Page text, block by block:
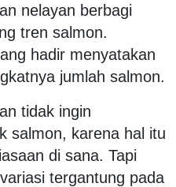
nelayan berbagi
tren salmon.
hadir menyatakan
jumlah salmon.
tidak ingin
salmon, karena hal itu
di sana. Tapi
tergantung pada